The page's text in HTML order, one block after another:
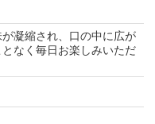
凝縮され、口の中に広が
なく毎日お楽しみいただ